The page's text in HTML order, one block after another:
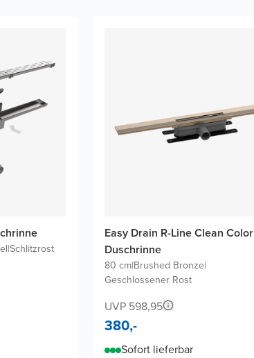
|Schlitzrost
Easy Drain R-Line Clean Color
Duschrinne
80 cm|Brushed Bronze|
Geschlossener Rost
UVP 598,95
380,-
Sofort lieferbar